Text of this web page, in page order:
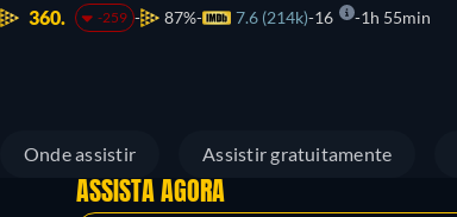
360. -259 87% 7.6 (214k) 16 1h 55min
Onde assistir Assistir gratuitamente
ASSISTA AGORA